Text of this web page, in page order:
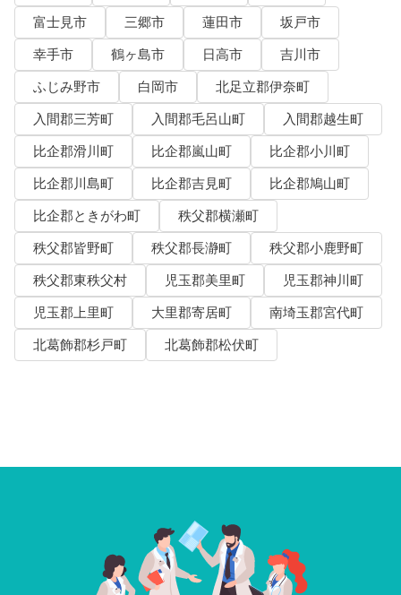
富士見市
三郷市 蓮田市
坂戸市
幸手市
鶴ヶ島市 日高市
吉川市
ふじみ野市
白岡市
北足立郡伊奈町
入間郡三芳町
入間郡毛呂山町
入間郡越生町
比企郡滑川町
比企郡嵐山町
比企郡小川町
比企郡川島町
比企郡吉見町
比企郡鳩山町
比企郡ときがわ町
秩父郡横瀬町
秩父郡皆野町
秩父郡長瀞町
秩父郡小鹿野町
秩父郡東秩父村
児玉郡美里町
児玉郡神川町
児玉郡上里町
大里郡寄居町
南埼玉郡宮代町
北葛飾郡杉戸町
北葛飾郡松伏町